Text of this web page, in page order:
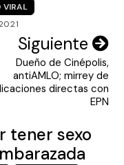
VIRAL
Siguiente
Dueño de Cinépolis,
antiAMLO; mirrey de
directas con
EPN
tener sexo